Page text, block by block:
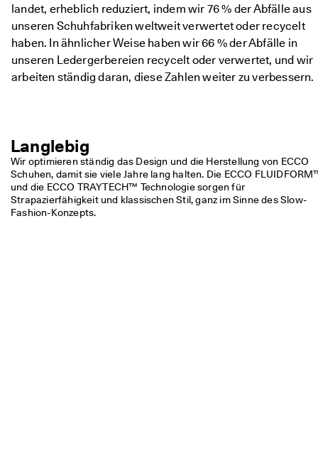
landet, erheblich reduziert, indem wir 76 % der Abfälle aus
unseren Schuhfabriken weltweit verwertet oder recycelt
haben. In ähnlicher Weise haben wir 66 % der Abfälle in
unseren Ledergerbereien recycelt oder verwertet, und wir
arbeiten ständig daran, diese Zahlen weiter zu verbessern.
Langlebig
Wir optimieren ständig das Design und die Herstellung von ECCO
Schuhen, damit sie viele Jahre lang halten. Die ECCO
und die ECCO TRAYTECH™ Technologie sorgen für
Strapazierfähigkeit und klassischen Stil, ganz im Sinne des Slow-
Fashion-Konzepts.